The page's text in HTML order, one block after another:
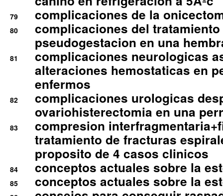
79 complicaciones de la
80
complicaciones del
pseudogestacion en una
81
complicaciones neurologicas
alteraciones hemostaticas en
enfermos
82
complicaciones urologicas
ovariohisterectomia en una
83
compresion
tratamiento de fracturas
proposito de 4 casos clinicos
84 conceptos actuales sobre la
85 conceptos actuales sobre la